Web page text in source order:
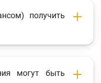
получить
могут быть